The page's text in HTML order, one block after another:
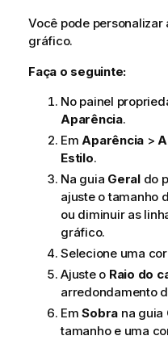
Você pode personalizar
gráfico.
Faça o seguinte:
No painel
Aparência.
EmAparência >
Estilo.
Na guia Geraldo
ajuste o tamanho
ou diminuir as
gráfico.
Selecione uma
Ajuste o Raio do
arredondamento
EmSobra na guia
tamanho e uma